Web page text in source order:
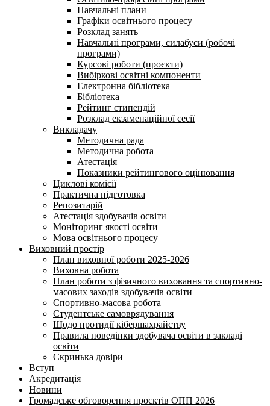
Навчальні плани
Графіки освітнього процесу
Розклад занять
Навчальні програми, силабуси (робочі
програми)
Курсові роботи (проєкти)
Вибіркові освітні компоненти
Електронна бібліотека
Бібліотека
Рейтинг стипендій
Розклад екзаменаційної сесії
Викладачу
Методична рада
Методична робота
Атестація
Показники рейтингового оцінювання
Циклові комісії
Практична підготовка
Репозитарій
Атестація здобувачів освіти
Моніторинг якості освіти
Мова освітнього процесу
Виховний простір
План виховної роботи 2025-2026
Виховна робота
План роботи з фізичного виховання та спортивно-
масових заходів здобувачів освіти
Спортивно-масова робота
Студентське самоврядування
Щодо протидії кібершахрайству
Правила поведінки здобувача освіти в закладі
освіти
Скринька довіри
Вступ
Акредитація
Новини
Громадське обговорення проєктів ОПП 2026